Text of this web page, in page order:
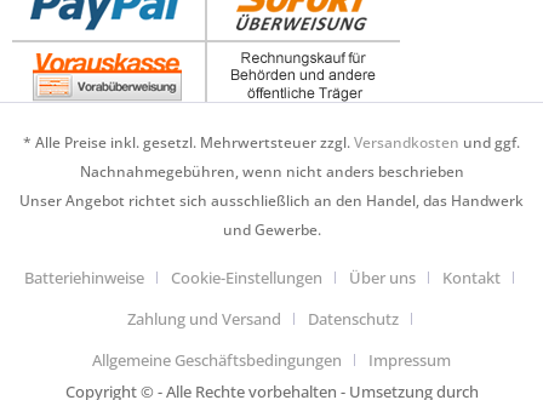
* Alle Preise inkl. gesetzl. Mehrwertsteuer zzgl.Versandkosten und ggf.
Nachnahmegebühren, wenn nicht anders beschrieben
Unser Angebot richtet sich ausschließlich an den Handel, das Handwerk
und Gewerbe.
Batteriehinweise Cookie-Einstellungen Über uns
Kontakt
Zahlung und Versand
Datenschutz
Allgemeine Geschäftsbedingungen
Impressum
Copyright © - Alle Rechte vorbehalten - Umsetzung durch